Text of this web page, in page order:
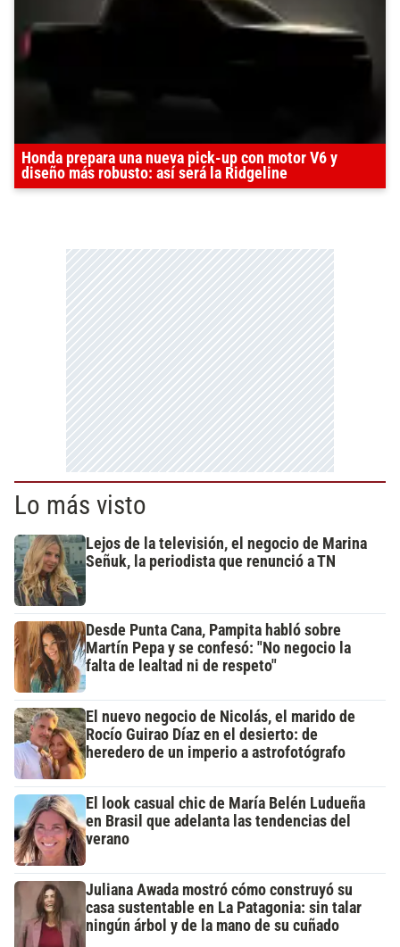
Honda prepara una nueva pick-up con motor V6 y
diseño más robusto: así será la Ridgeline
Lo más visto
Lejos de la televisión, el negocio de Marina
Señuk, la periodista que renunció a TN
Desde Punta Cana, Pampita habló sobre
Martín Pepa y se confesó: "No negocio la
falta de lealtad ni de respeto"
El nuevo negocio de Nicolás, el marido de
Rocío Guirao Díaz en el desierto: de
heredero de un imperio a astrofotógrafo
El look casual chic de María Belén Ludueña
en Brasil que adelanta las tendencias del
verano
Juliana Awada mostró cómo construyó su
casa sustentable en La Patagonia: sin talar
ningún árbol y de la mano de su cuñado